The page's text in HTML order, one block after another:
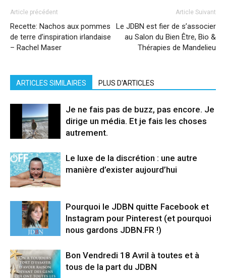
Article précédent
Recette: Nachos aux pommes
de terre d’inspiration irlandaise
– Rachel Maser
Article Suivant
Le JDBN est fier de s’associer
au Salon du Bien Être, Bio &
Thérapies de Mandelieu
ARTICLES SIMILAIRES PLUS D'ARTICLES
Je ne fais pas de buzz, pas encore. Je
dirige un média. Et je fais les choses
autrement.
Le luxe de la discrétion : une autre
manière d’exister aujourd’hui
Pourquoi le JDBN quitte Facebook et
Instagram pour Pinterest (et pourquoi
nous gardons JDBN.FR !)
Bon Vendredi 18 Avril à toutes et à
tous de la part du JDBN